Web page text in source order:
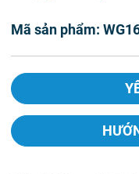
Mã sản phẩm: